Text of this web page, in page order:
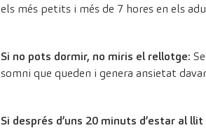
els més petits i més de 7 hores en els
Si no pots dormir, no miris el rellotge:
somni que queden i genera ansietat
Si després d’uns 20 minuts d’estar al